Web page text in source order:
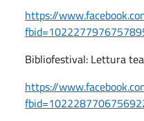
https://
Bibliofestival: Lettura
https://